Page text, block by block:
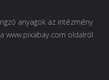
anyagok az intézmény
www.pixabay.com oldalról